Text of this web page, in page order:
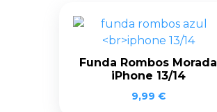
Funda Rombos Morada
iPhone 13/14
9,99 €